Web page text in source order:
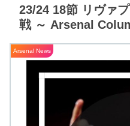
23/24 18節 リヴァ
戦 ～ Arsenal
Arsenal News